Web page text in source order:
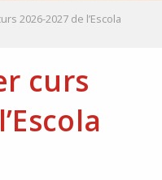
2026-2027 de l’Escola
curs